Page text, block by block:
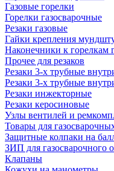
Газовые горелки
Горелки газосварочные
Резаки газовые
Гайки крепления
Наконечники к горелкам
Прочее для резаков
Резаки 3-х трубные
Резаки 3-х трубные
Резаки инжекторные
Резаки керосиновые
Узлы вентилей и
Товары для
Защитные колпаки на
ЗИП для газосварочного
Клапаны